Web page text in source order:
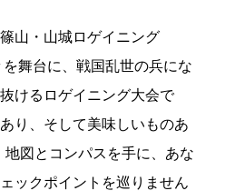
山・山城ロゲイニング
舞台に、戦国乱世の兵にな
けるロゲイニング大会で
り、そして美味しいものあ
地図とコンパスを手に、あな
ックポイントを巡りません